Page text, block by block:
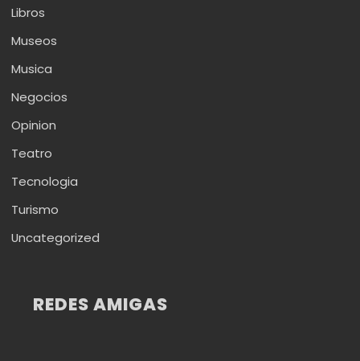
Libros
Museos
Musica
Negocios
Opinion
Teatro
Tecnologia
Turismo
Uncategorized
REDES AMIGAS